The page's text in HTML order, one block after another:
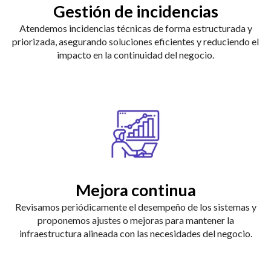
Gestión de incidencias
Atendemos incidencias técnicas de forma estructurada y
priorizada, asegurando soluciones eficientes y reduciendo el
impacto en la continuidad del negocio.
Mejora continua
Revisamos periódicamente el desempeño de los sistemas y
proponemos ajustes o mejoras para mantener la
infraestructura alineada con las necesidades del negocio.